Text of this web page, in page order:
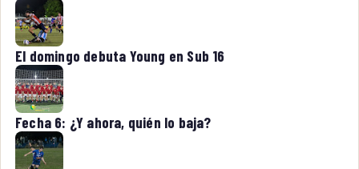
El domingo debuta Young en Sub 16
Fecha 6: ¿Y ahora, quién lo baja?